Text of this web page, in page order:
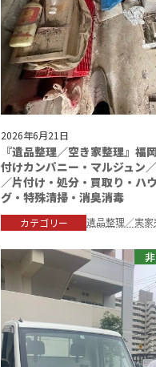
2026年6月21日
『遺品整理／空き家整理』福
付けカンパニー・マルジュン
／片付け・処分・買取り・ハ
グ・特殊清掃・消臭消毒
カテゴリー 遺品整理／実